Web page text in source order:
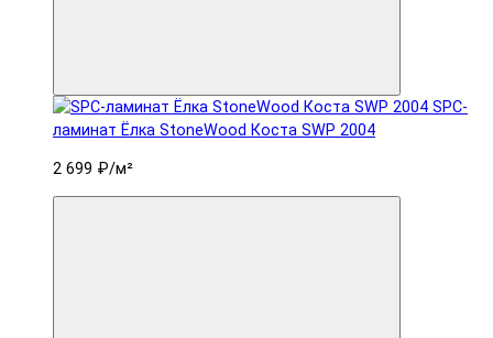
SPC-
ламинат Ëлка StoneWood Коста SWP 2004
2 699 ₽/м²